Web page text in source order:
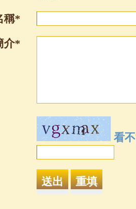
稱*
介*
看